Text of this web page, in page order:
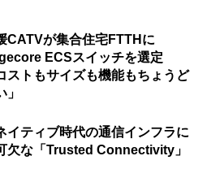
CATVが集合住宅FTTHに
ECSスイッチを選定
ストもサイズも機能もちょうど
」
イティブ時代の通信インフラに
欠な「Trusted Connectivity」